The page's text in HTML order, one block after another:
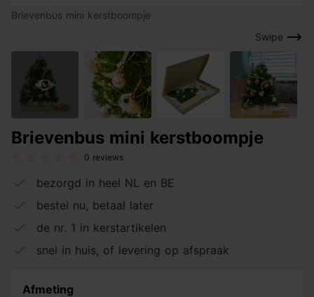
Swipe
Brievenbus mini kerstboompje
Brievenbus mini kerstboompje
0 reviews
bezorgd in heel NL en BE
bestel nu, betaal later
de nr. 1 in kerstartikelen
snel in huis, of levering op afspraak
Afmeting